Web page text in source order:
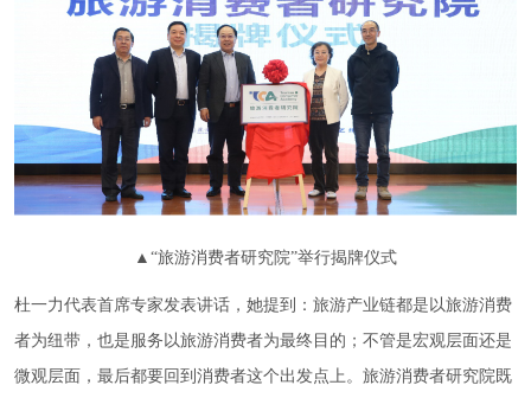
▲“旅游消费者研究院”举行揭牌仪式
杜一力代表首席专家发表讲话，她提到：旅游产业链都是以旅游消费
者为纽带，也是服务以旅游消费者为最终目的；不管是宏观层面还是
微观层面，最后都要回到消费者这个出发点上。旅游消费者研究院既